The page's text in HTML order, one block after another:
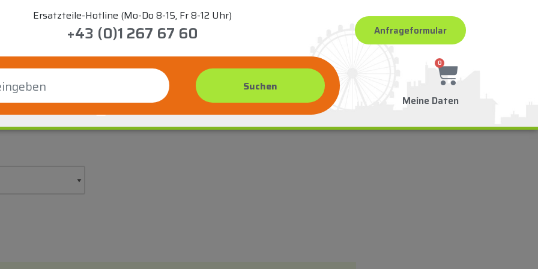
Ersatzteile-Hotline (Mo-Do 8-15, Fr 8-12 Uhr)
+43 (0)1 267 67 60 Anfrageformular
0
Meine Daten